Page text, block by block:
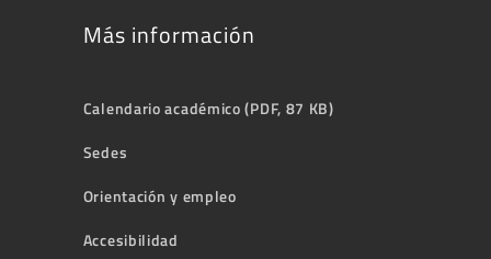
Más información
Calendario académico (PDF, 87 KB)
Sedes
Orientación y empleo
Accesibilidad